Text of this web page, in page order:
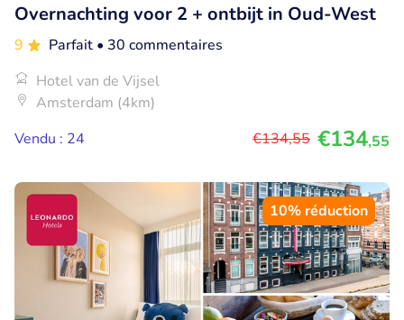
Overnachting voor 2 + ontbijt in Oud-West
9 Parfait • 30 commentaires
Hotel van de Vijsel
Amsterdam (4km)
Vendu : 24
€134,55 €134,55
10% réduction